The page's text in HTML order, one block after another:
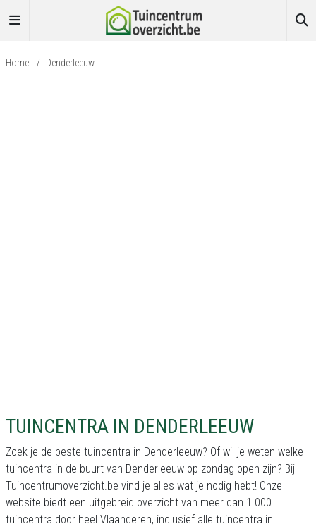
Home / Denderleeuw
TUINCENTRA IN DENDERLEEUW
Zoek je de beste tuincentra in Denderleeuw? Of wil je weten welke
tuincentra in de buurt van Denderleeuw op zondag open zijn? Bij
Tuincentrumoverzicht.be vind je alles wat je nodig hebt! Onze
website biedt een uitgebreid overzicht van meer dan 1.000
tuincentra door heel Vlaanderen, inclusief alle tuincentra in